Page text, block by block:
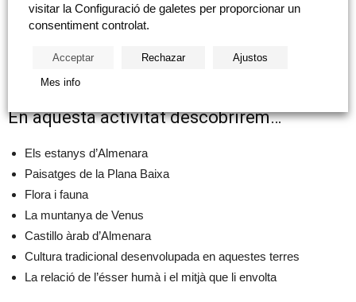
i camps, es visitaran diferents llocs on s’aprecien xicotets poblats
En aquesta activitat descobrirem…
Els estanys d’Almenara
Paisatges de la Plana Baixa
Flora i fauna
La muntanya de Venus
Castillo àrab d’Almenara
Cultura tradicional desenvolupada en aquestes terres
La relació de l’ésser humà i el mitjà que li envolta
visitar la Configuració de galetes per proporcionar un
consentiment controlat.
Acceptar Rechazar Ajustos
Mes info